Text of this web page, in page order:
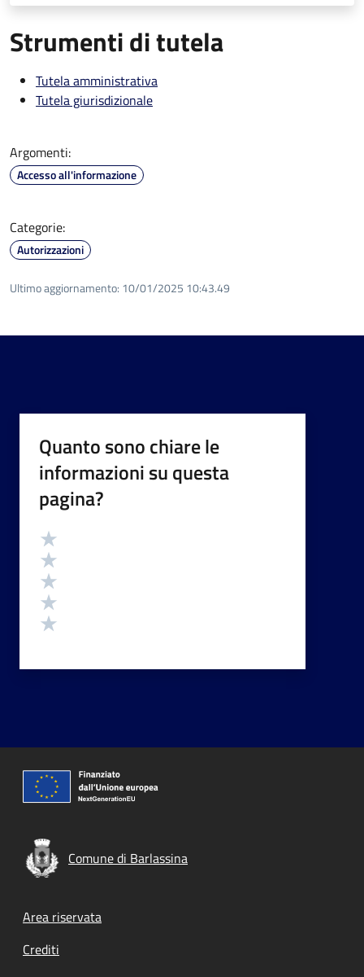
Strumenti di tutela
Tutela amministrativa
Tutela giurisdizionale
Argomenti:
Accesso all'informazione
Categorie:
Autorizzazioni
Ultimo aggiornamento: 10/01/2025 10:43.49
Quanto sono chiare le
informazioni su questa
pagina?
Valutazione
Comune di Barlassina
Footer menu
Area riservata
Crediti